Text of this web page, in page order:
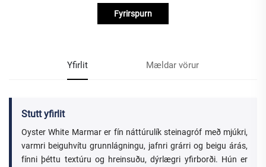
Fyrirspurn
Yfirlit Mældar vörur
Stutt yfirlit
Oyster White Marmar er fín náttúrulík steinagróf með mjúkri,
varmri beiguhvítu grunnlágningu, jafnri grárri og beigu árás,
fínni þéttu textúru og hreinsuðu, dýrlægri yfirborði. Hún er